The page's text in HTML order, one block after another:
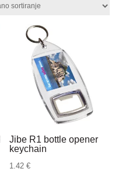
Jibe R1 bottle opener
keychain
1.42€